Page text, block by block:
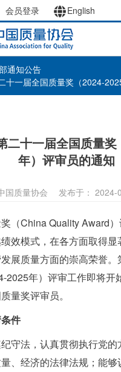
会员登录 English
通知公告
十一届全国质量奖（2024-
二十一届全国质量
年）评审员的通知
国质量协会 发布于： 2024-
（China Quality Award）
效模式，在各方面取得
展质量方面的崇高荣誉。
2025年）评审工作即将开
量奖评审员。
件
纪守法，认真贯彻执行党
、经济的法律法规；能够